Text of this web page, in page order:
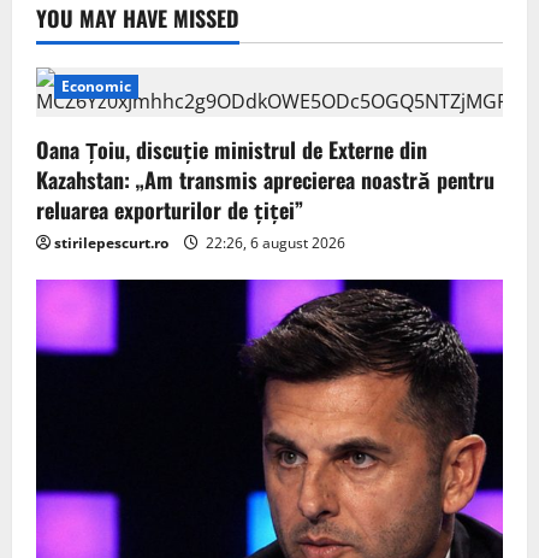
YOU MAY HAVE MISSED
Economic
Oana Țoiu, discuție ministrul de Externe din
Kazahstan: „Am transmis aprecierea noastră pentru
reluarea exporturilor de țiței”
stirilepescurt.ro 22:26, 6 august 2026